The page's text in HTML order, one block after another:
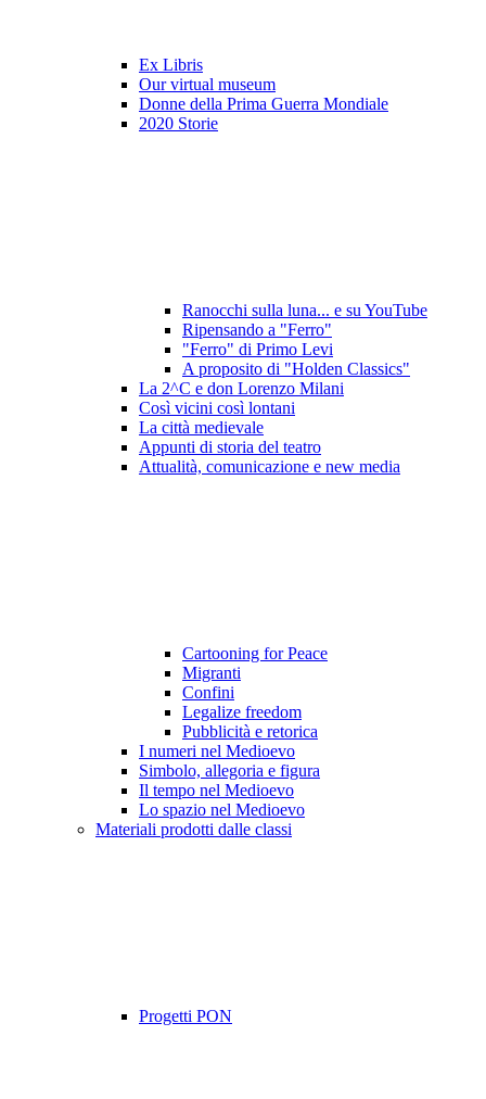
Ex Libris
Our virtual museum
Donne della Prima Guerra Mondiale
2020 Storie
Ranocchi sulla luna... e su YouTube
Ripensando a "Ferro"
"Ferro" di Primo Levi
A proposito di "Holden Classics"
La 2^C e don Lorenzo Milani
Così vicini così lontani
La città medievale
Appunti di storia del teatro
Attualità, comunicazione e new media
Cartooning for Peace
Migranti
Confini
Legalize freedom
Pubblicità e retorica
I numeri nel Medioevo
Simbolo, allegoria e figura
Il tempo nel Medioevo
Lo spazio nel Medioevo
Materiali prodotti dalle classi
Progetti PON